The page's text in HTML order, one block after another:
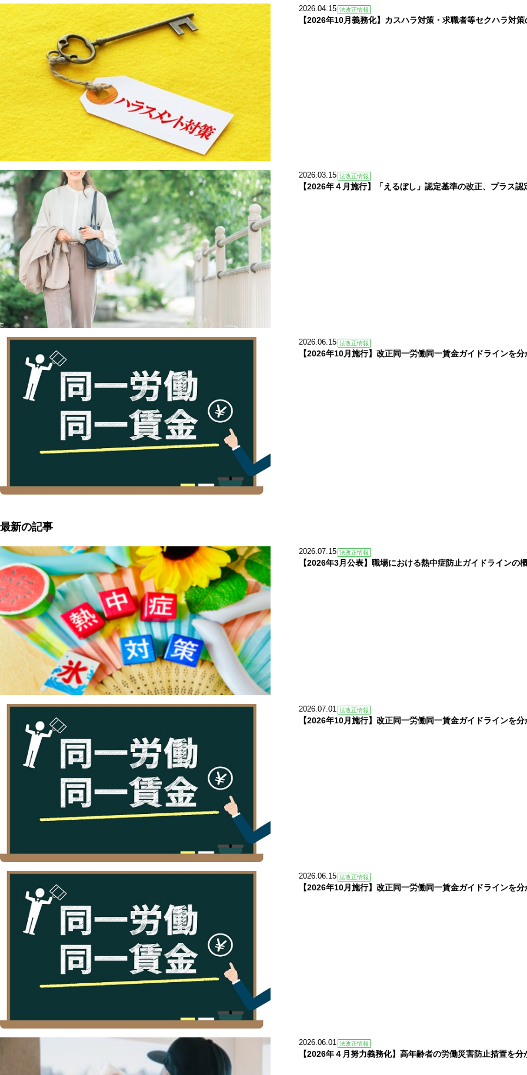
2026.04.15 法改正情報
【2026年10月義務化】カスハラ対策・求職者等セクハラ対
2026.03.15 法改正情報
【2026年４月施行】「えるぼし」認定基準の改正、プラ
2026.06.15 法改正情報
【2026年10月施行】改正同一労働同一賃金ガイドラインを分
最新の記事
2026.07.15 法改正情報
【2026年3月公表】職場における熱中症防止ガイドラインの
2026.07.01 法改正情報
【2026年10月施行】改正同一労働同一賃金ガイドラインを分
2026.06.15 法改正情報
【2026年10月施行】改正同一労働同一賃金ガイドラインを分
2026.06.01 法改正情報
【2026年４月努力義務化】高年齢者の労働災害防止措置を分